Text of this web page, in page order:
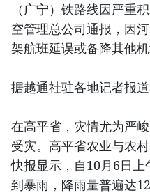
（广宁）铁路线因严重
空管理总公司通报，因
架航班延误或备降其他机
据越通社驻各地记者报
在高平省，灾情尤为严
受灾。高平省农业与农
快报显示，自10月6日
到暴雨，降雨量普遍达